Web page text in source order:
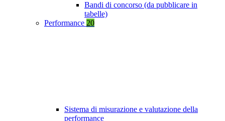
Bandi di concorso (da pubblicare in
tabelle)
Performance 20
Sistema di misurazione e valutazione della
performance